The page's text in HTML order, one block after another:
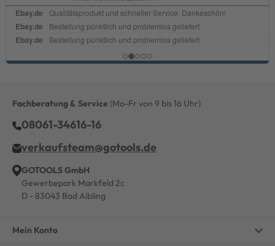
Fachberatung & Service (Mo-Fr von 9 bis 16 Uhr)
08061-34616-16
verkaufsteam@gotools.de
GOTOOLS GmbH
Gewerbepark Markfeld 2c
D - 83043 Bad Aibling
Mein Konto